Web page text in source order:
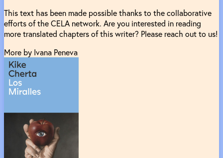
This text has been made possible thanks to the collaborative
efforts of the CELA network. Are you interested in reading
more translated chapters of this writer? Please reach out to us!
More by Ivana Peneva